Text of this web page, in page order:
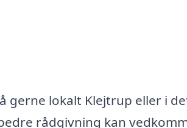
gerne lokalt Klejtrup eller i
rådgivning kan